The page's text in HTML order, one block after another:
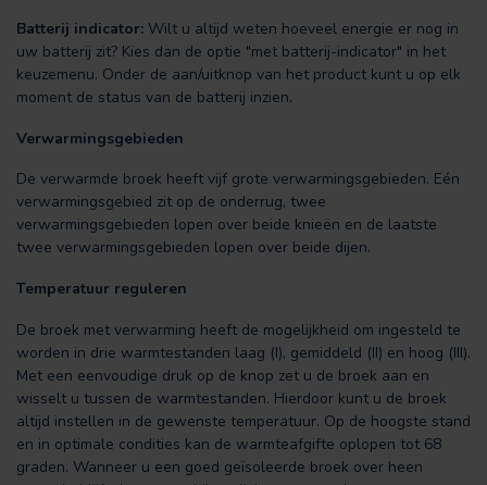
Batterij indicator: Wilt u altijd weten hoeveel energie er nog in
uw batterij zit? Kies dan de optie "met batterij-indicator" in het
keuzemenu. Onder de aan/uitknop van het product kunt u op elk
moment de status van de batterij inzien.
Verwarmingsgebieden
De verwarmde broek heeft vijf grote verwarmingsgebieden. Eén
verwarmingsgebied zit op de onderrug, twee
verwarmingsgebieden lopen over beide knieën en de laatste
twee verwarmingsgebieden lopen over beide dijen.
Temperatuur reguleren
De broek met verwarming heeft de mogelijkheid om ingesteld te
worden in drie warmtestanden laag (I), gemiddeld (II) en hoog (III).
Met een eenvoudige druk op de knop zet u de broek aan en
wisselt u tussen de warmtestanden. Hierdoor kunt u de broek
altijd instellen in de gewenste temperatuur. Op de hoogste stand
en in optimale condities kan de warmteafgifte oplopen tot 68
graden. Wanneer u een goed geïsoleerde broek over heen